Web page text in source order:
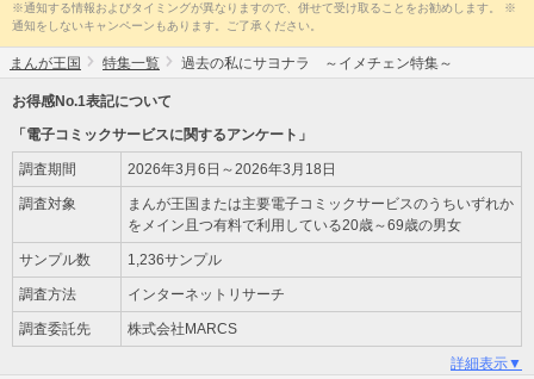
※通知する情報およびタイミングが異なりますので、併せて受け取ることをお勧めします。 ※
通知をしないキャンペーンもあります。ご了承ください。
まんが王国 特集一覧 過去の私にサヨナラ ～イメチェン特集～
お得感No.1表記について
「電子コミックサービスに関するアンケート」
調査期間 2026年3月6日～2026年3月18日
調査対象
まんが王国または主要電子コミックサービスのうちいずれか
をメイン且つ有料で利用している20歳～69歳の男女
サンプル数 1,236サンプル
調査方法 インターネットリサーチ
調査委託先 株式会社MARCS
詳細表示▼